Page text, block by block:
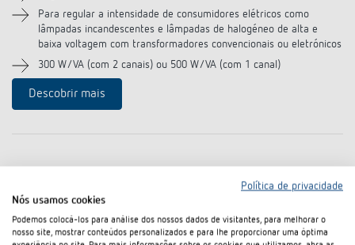
Para regular a intensidade de consumidores elétricos como
lâmpadas incandescentes e lâmpadas de halogéneo de alta e
baixa voltagem com transformadores convencionais ou eletrónicos
300 W/VA (com 2 canais) ou 500 W/VA (com 1 canal)
Descobrir mais
Política de privacidade
Nós usamos cookies
Podemos colocá-los para análise dos nossos dados de visitantes, para melhorar o
nosso site, mostrar conteúdos personalizados e para lhe proporcionar uma óptima